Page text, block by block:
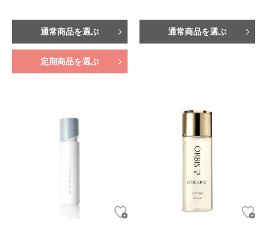
通常商品を選ぶ
定期商品を選ぶ
通常商品を選ぶ